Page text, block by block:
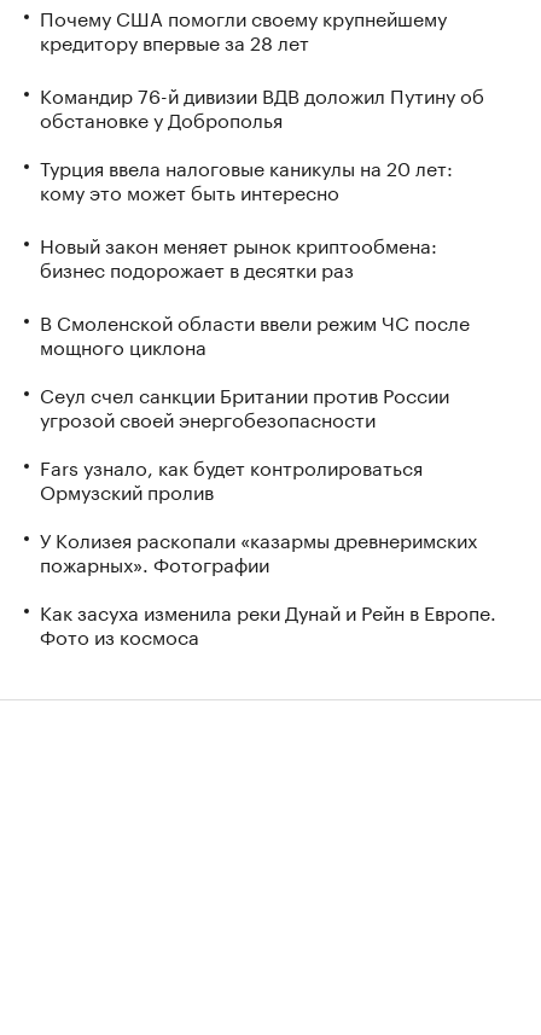
Почему США помогли своему крупнейшему
кредитору впервые за 28 лет
Командир 76-й дивизии ВДВ доложил Путину об
обстановке у Доброполья
Турция ввела налоговые каникулы на 20 лет:
кому это может быть интересно
Новый закон меняет рынок криптообмена:
бизнес подорожает в десятки раз
В Смоленской области ввели режим ЧС после
мощного циклона
Сеул счел санкции Британии против России
угрозой своей энергобезопасности
Fars узнало, как будет контролироваться
Ормузский пролив
У Колизея раскопали «казармы древнеримских
пожарных». Фотографии
Как засуха изменила реки Дунай и Рейн в Европе.
Фото из космоса